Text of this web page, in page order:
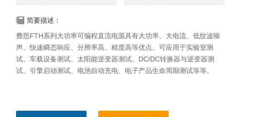
简要描述：
费思FTH系列大功率可编程直流电源具有大功率、大电流、低纹波噪
声、快速瞬态响应、分辨率高、精度高等优点。可应用于实验室测
试、车载设备测试、太阳能逆变器测试、DC/DC转换器与逆变器测
试、引擎启动测试、电池自动充电、电子产品生命周期测试等等。